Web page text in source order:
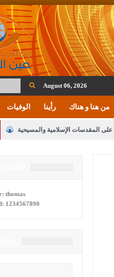
August 06, 2026
الوفيات رأينا من هنا و هناك
على المقدسات الإسلامية والمسيحية
على شراكة فاعلة مع الإعلام
فريحات.. مبارك وبكم تزهو المناصب
thomas
1234567890